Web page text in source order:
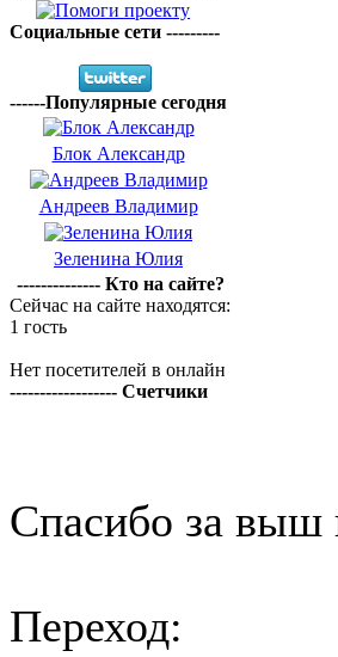
Социальные сети ---------
------Популярные сегодня
Блок Александр
Андреев Владимир
Зеленина Юлия
-------------- Кто на сайте?
Сейчас на сайте находятся:
1 гость
Нет посетителей в онлайн
------------------ Счетчики
Спасибо за выш
Переход: